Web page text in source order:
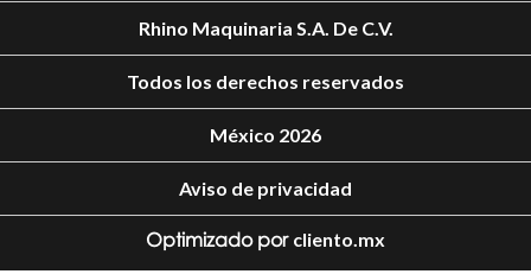
Rhino Maquinaria S.A. De C.V.
Todos los derechos reservados
México 2026
Aviso de privacidad
Optimizado por cliento.mx